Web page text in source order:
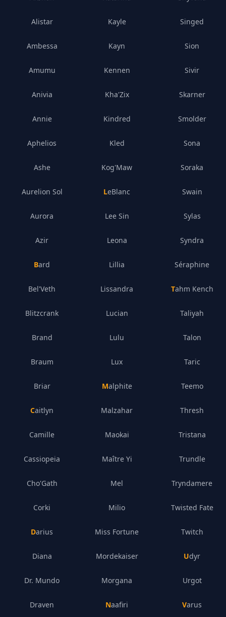
Alistar
Ambessa
Amumu
Anivia
Annie
Aphelios
Ashe
Aurelion Sol
Aurora
Azir
Bard
Bel'Veth
Blitzcrank
Brand
Braum
Briar
Caitlyn
Camille
Cassiopeia
Cho'Gath
Corki
Darius
Diana
Dr. Mundo
Draven
Kayle
Kayn
Kennen
Kha'Zix
Kindred
Kled
Kog'Maw
LeBlanc
Lee Sin
Leona
Lillia
Lissandra
Lucian
Lulu
Lux
Malphite
Malzahar
Maokai
Maître Yi
Mel
Milio
Miss Fortune
Mordekaiser
Morgana
Naafiri
Singed
Sion
Sivir
Skarner
Smolder
Sona
Soraka
Swain
Sylas
Syndra
Séraphine
Tahm Kench
Taliyah
Talon
Taric
Teemo
Thresh
Tristana
Trundle
Tryndamere
Twisted Fate
Twitch
Udyr
Urgot
Varus